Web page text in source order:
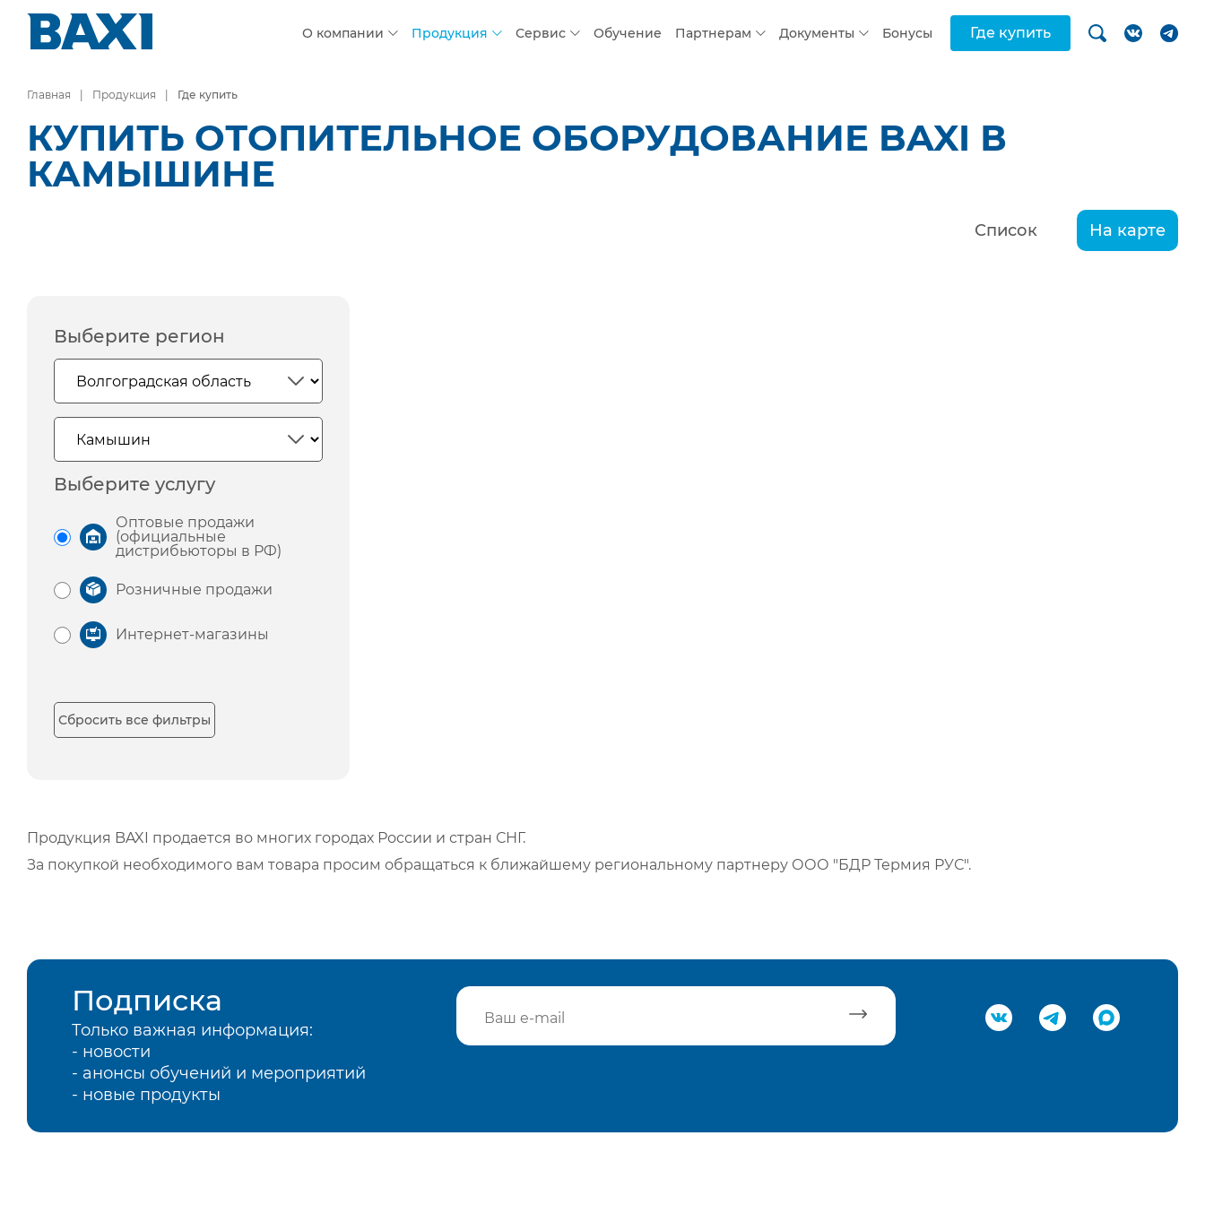
О компании Продукция Сервис Обучение Партнерам Документы Бонусы Где купить
Главная Продукция Где купить
КУПИТЬ ОТОПИТЕЛЬНОЕ ОБОРУДОВАНИЕ BAXI В
КАМЫШИНЕ
Список На карте
Выберите регион
Выберите услугу
Оптовые продажи
(официальные
дистрибьюторы в РФ)
Розничные продажи
Интернет-магазины
Сбросить все фильтры
Продукция BAXI продается во многих городах России и стран СНГ.
За покупкой необходимого вам товара просим обращаться к ближайшему региональному партнеру ООО "БДР Термия РУС".
Подписка
Только важная информация:
- новости
- анонсы обучений и мероприятий
- новые продукты